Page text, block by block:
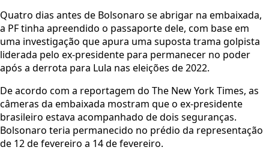
Quatro dias antes de Bolsonaro se abrigar na embaixada,
a PF tinha apreendido o passaporte dele, com base em
uma investigação que apura uma suposta trama golpista
liderada pelo ex-presidente para permanecer no poder
após a derrota para Lula nas eleições de 2022.
De acordo com a reportagem do The New York Times, as
câmeras da embaixada mostram que o ex-presidente
brasileiro estava acompanhado de dois seguranças.
Bolsonaro teria permanecido no prédio da representação
de 12 de fevereiro a 14 de fevereiro.